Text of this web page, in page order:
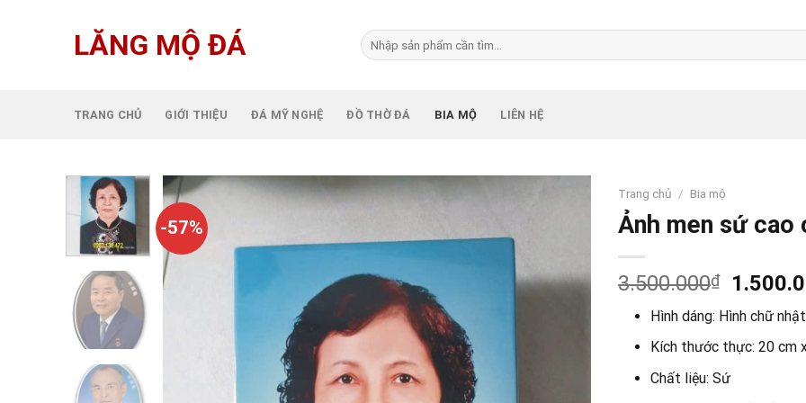
LĂNG MỘ ĐÁ
Tìm
kiếm:
TRANG CHỦ GIỚI THIỆU ĐÁ MỸ NGHỆ ĐỒ THỜ ĐÁ BIA MỘ LIÊN HỆ
-57%
Trang chủ / Bia mộ
Ảnh men sứ cao
3.500.000₫
Giá
gốc
là:
Hình dáng: Hình chữ nhật
Kích thước thực: 20 cm
Chất liệu: Sứ